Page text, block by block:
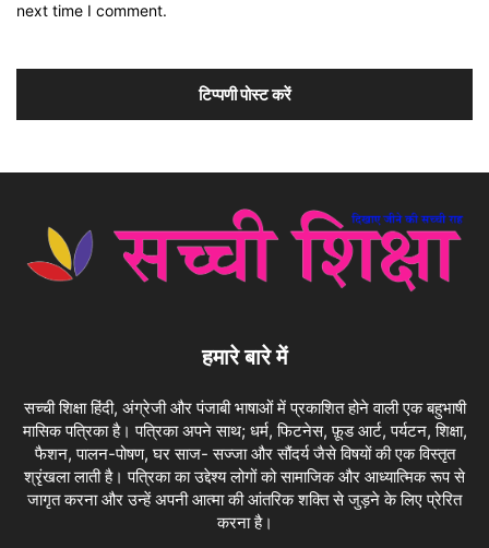
next time I comment.
हमारे बारे में
सच्ची शिक्षा हिंदी, अंग्रेजी और पंजाबी भाषाओं में प्रकाशित होने वाली एक बहुभाषी
मासिक पत्रिका है। पत्रिका अपने साथ; धर्म, फिटनेस, फ़ूड आर्ट, पर्यटन, शिक्षा,
फैशन, पालन-पोषण, घर साज- सज्जा और सौंदर्य जैसे विषयों की एक विस्तृत
श्रृंखला लाती है। पत्रिका का उद्देश्य लोगों को सामाजिक और आध्यात्मिक रूप से
जागृत करना और उन्हें अपनी आत्मा की आंतरिक शक्ति से जुड़ने के लिए प्रेरित
करना है।